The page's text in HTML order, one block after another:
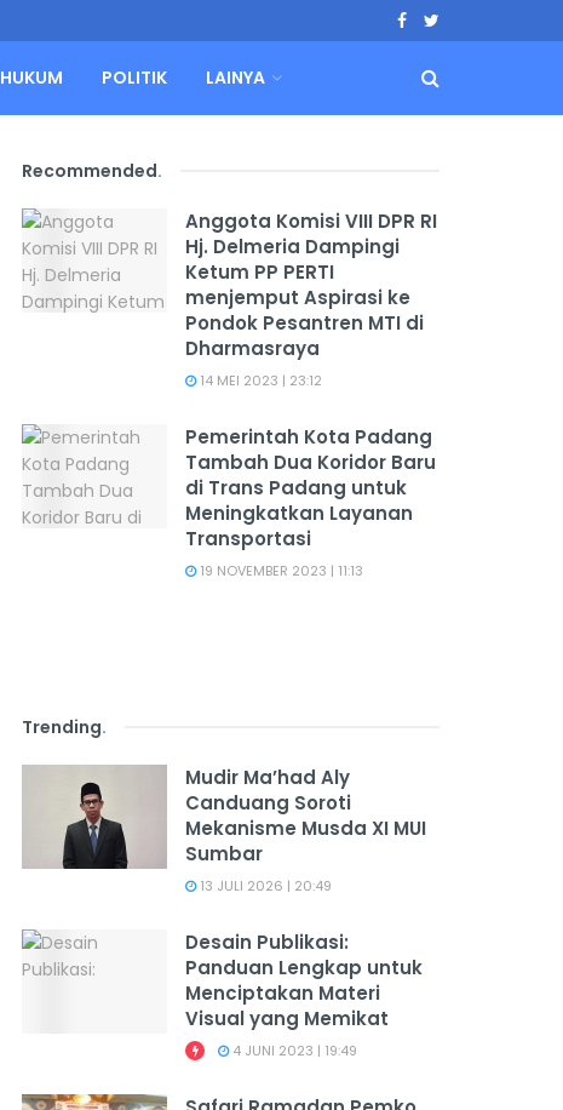
HUKUM POLITIK LAINYA
Recommended.
Anggota Komisi VIII DPR RI
Hj. Delmeria Dampingi
Ketum PP PERTI
menjemput Aspirasi ke
Pondok Pesantren MTI di
Dharmasraya
14 MEI 2023 | 23:12
Pemerintah Kota Padang
Tambah Dua Koridor Baru
di Trans Padang untuk
Meningkatkan Layanan
Transportasi
19 NOVEMBER 2023 | 11:13
Trending.
Mudir Ma’had Aly
Canduang Soroti
Mekanisme Musda XI MUI
Sumbar
13 JULI 2026 | 20:49
Desain Publikasi:
Panduan Lengkap untuk
Menciptakan Materi
Visual yang Memikat
4 JUNI 2023 | 19:49